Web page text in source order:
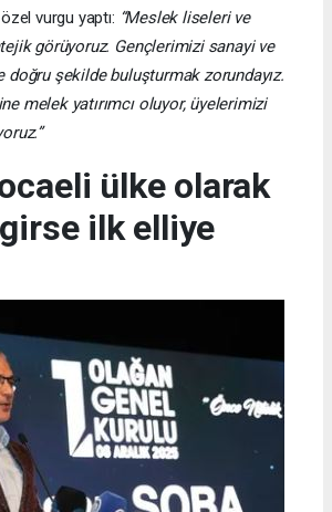
vurgu yaptı: “Meslek liseleri ve
görüyoruz. Gençlerimizi sanayi ve
şekilde buluşturmak zorundayız.
melek yatırımcı oluyor, üyelerimizi
ülke olarak
ilk elliye